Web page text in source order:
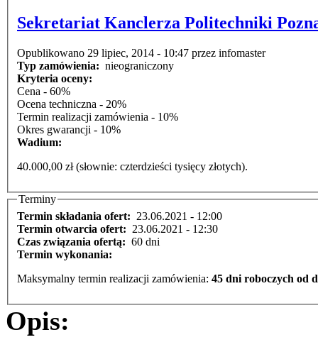
Sekretariat Kanclerza Politechniki
Opublikowano 29 lipiec, 2014 - 10:47 przez infomaster
Typ zamówienia: nieograniczony
Kryteria oceny:
Cena - 60%
Ocena techniczna - 20%
Termin realizacji zamówienia - 10%
Okres gwarancji - 10%
Wadium:
40.000,00 zł (słownie: czterdzieści tysięcy złotych).
Terminy
Termin składania ofert: 23.06.2021 - 12:00
Termin otwarcia ofert: 23.06.2021 - 12:30
Czas związania ofertą: 60 dni
Termin wykonania:
Maksymalny termin realizacji zamówienia: 45 dni roboczych od
Opis: